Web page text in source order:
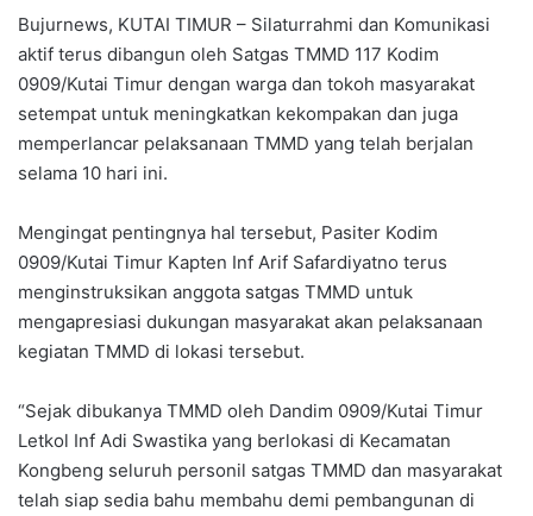
Bujurnews, KUTAI TIMUR – Silaturrahmi dan Komunikasi
aktif terus dibangun oleh Satgas TMMD 117 Kodim
0909/Kutai Timur dengan warga dan tokoh masyarakat
setempat untuk meningkatkan kekompakan dan juga
memperlancar pelaksanaan TMMD yang telah berjalan
selama 10 hari ini.
Mengingat pentingnya hal tersebut, Pasiter Kodim
0909/Kutai Timur Kapten Inf Arif Safardiyatno terus
menginstruksikan anggota satgas TMMD untuk
mengapresiasi dukungan masyarakat akan pelaksanaan
kegiatan TMMD di lokasi tersebut.
“Sejak dibukanya TMMD oleh Dandim 0909/Kutai Timur
Letkol Inf Adi Swastika yang berlokasi di Kecamatan
Kongbeng seluruh personil satgas TMMD dan masyarakat
telah siap sedia bahu membahu demi pembangunan di